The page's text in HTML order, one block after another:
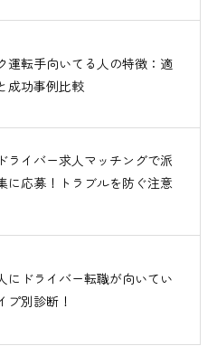
運転手向いてる人の特徴：適
成功事例比較
ライバー求人マッチングで派
に応募！トラブルを防ぐ注意
にドライバー転職が向いてい
プ別診断！